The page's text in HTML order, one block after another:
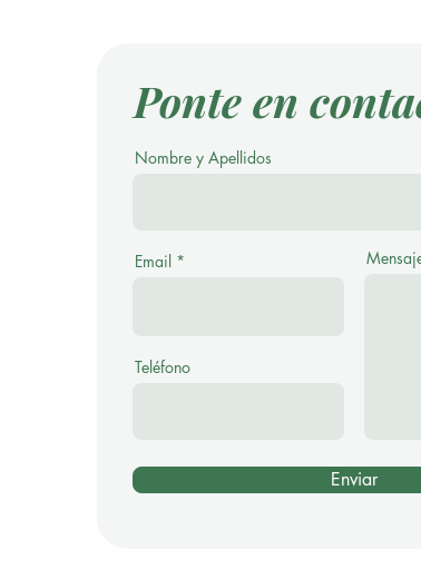
Ponte en
Nombre y Apellidos
Email
Teléfono
Enviar